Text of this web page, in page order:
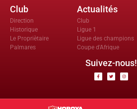
Club
Direction
Historique
Le Propriètaire
Palmares
Actualités
Club
Ligue 1
Ligue des champions
Coupe d'Afrique
Suivez-nous!